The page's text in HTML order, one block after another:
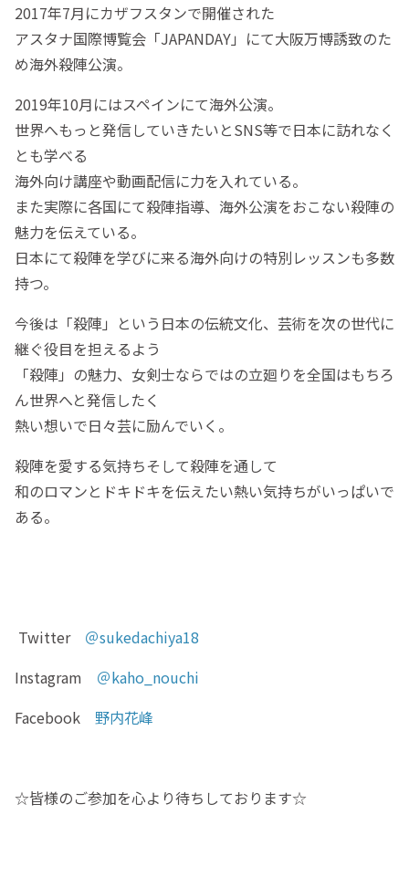
2017年7月にカザフスタンで開催された
アスタナ国際博覧会「JAPANDAY」にて大阪万博誘致のた
め海外殺陣公演。
2019年10月にはスペインにて海外公演。
世界へもっと発信していきたいとSNS等で日本に訪れなく
とも学べる
海外向け講座や動画配信に力を入れている。
また実際に各国にて殺陣指導、海外公演をおこない殺陣の
魅力を伝えている。
日本にて殺陣を学びに来る海外向けの特別レッスンも多数
持つ。
今後は「殺陣」という日本の伝統文化、芸術を次の世代に
継ぐ役目を担えるよう
「殺陣」の魅力、女剣士ならではの立廻りを全国はもちろ
ん世界へと発信したく
熱い想いで日々芸に励んでいく。
殺陣を愛する気持ちそして殺陣を通して
和のロマンとドキドキを伝えたい熱い気持ちがいっぱいで
ある。
Twitter ＠sukedachiya18
Instagram ＠kaho_nouchi
Facebook 野内花峰
☆皆様のご参加を心より待ちしております☆